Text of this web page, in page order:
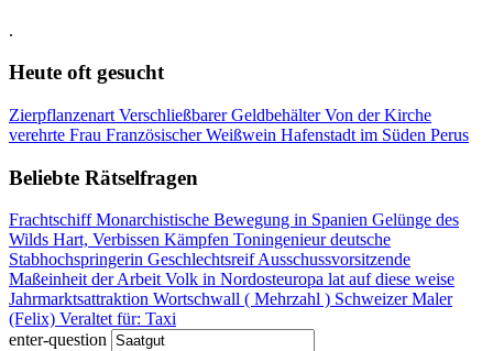
.
Heute oft gesucht
Zierpflanzenart Verschließbarer GeldbehälterVon der Kirche
verehrte Frau Französischer Weißwein Hafenstadt im Süden Perus
Beliebte Rätselfragen
FrachtschiffMonarchistische Bewegung in Spanien Gelünge des
Wilds Hart, Verbissen Kämpfen Toningenieurdeutsche
Stabhochspringerin GeschlechtsreifAusschussvorsitzende
Maßeinheit der ArbeitVolk in Nordosteuropa lat auf diese weise
Jahrmarktsattraktion Wortschwall ( Mehrzahl ) Schweizer Maler
(Felix) Veraltet für: Taxi
enter-question